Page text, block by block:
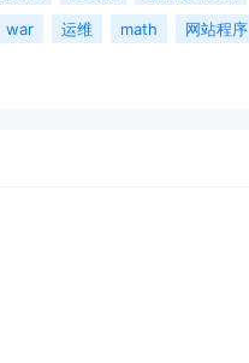
war 运维 math
网站程序